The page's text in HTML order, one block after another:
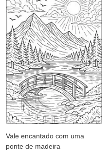
Vale encantado com uma
ponte de madeira